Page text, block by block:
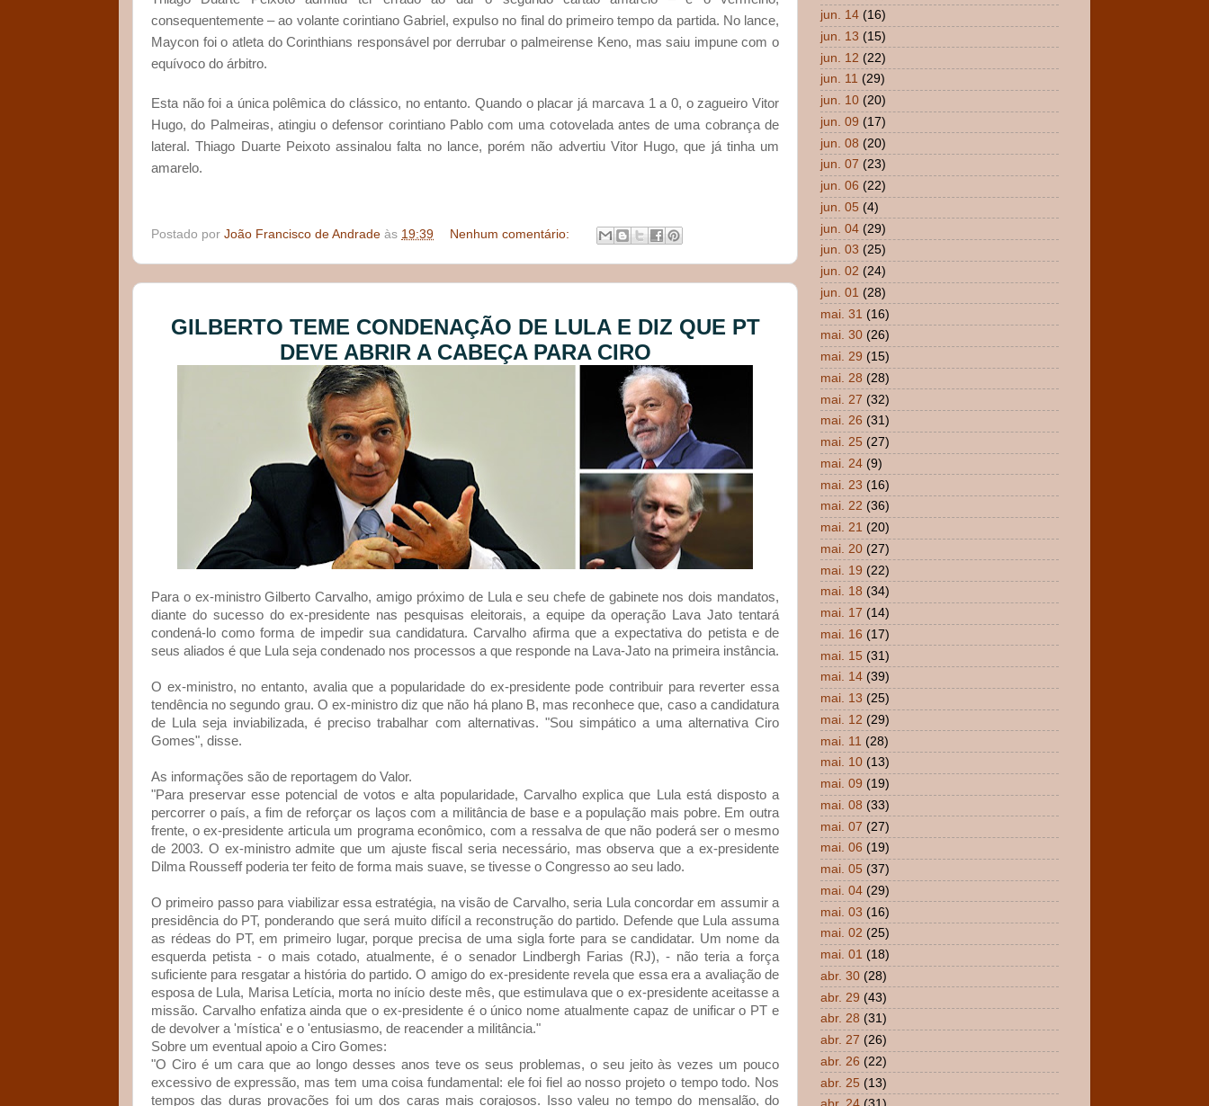
consequentemente – ao volante corintiano Gabriel, expulso no final do primeiro tempo da partida. No lance,
Maycon foi o atleta do Corinthians responsável por derrubar o palmeirense Keno, mas saiu impune com o
equívoco do árbitro.
Esta não foi a única polêmica do clássico, no entanto. Quando o placar já marcava 1 a 0, o zagueiro Vitor
Hugo, do Palmeiras, atingiu o defensor corintiano Pablo com uma cotovelada antes de uma cobrança de
lateral. Thiago Duarte Peixoto assinalou falta no lance, porém não advertiu Vitor Hugo, que já tinha um
amarelo.
Postado por João Francisco de Andrade às 19:39 Nenhum comentário:
GILBERTO TEME CONDENAÇÃO DE LULA E DIZ QUE PT
DEVE ABRIR A CABEÇA PARA CIRO
Para o ex-ministro Gilberto Carvalho, amigo próximo de Lula e seu chefe de gabinete nos dois mandatos,
diante do sucesso do ex-presidente nas pesquisas eleitorais, a equipe da operação Lava Jato tentará
condená-lo como forma de impedir sua candidatura. Carvalho afirma que a expectativa do petista e de
seus aliados é que Lula seja condenado nos processos a que responde na Lava-Jato na primeira instância.
O ex-ministro, no entanto, avalia que a popularidade do ex-presidente pode contribuir para reverter essa
tendência no segundo grau. O ex-ministro diz que não há plano B, mas reconhece que, caso a candidatura
de Lula seja inviabilizada, é preciso trabalhar com alternativas. "Sou simpático a uma alternativa Ciro
Gomes", disse.
As informações são de reportagem do Valor.
"Para preservar esse potencial de votos e alta popularidade, Carvalho explica que Lula está disposto a
percorrer o país, a fim de reforçar os laços com a militância de base e a população mais pobre. Em outra
frente, o ex-presidente articula um programa econômico, com a ressalva de que não poderá ser o mesmo
de 2003. O ex-ministro admite que um ajuste fiscal seria necessário, mas observa que a ex-presidente
Dilma Rousseff poderia ter feito de forma mais suave, se tivesse o Congresso ao seu lado.
O primeiro passo para viabilizar essa estratégia, na visão de Carvalho, seria Lula concordar em assumir a
presidência do PT, ponderando que será muito difícil a reconstrução do partido. Defende que Lula assuma
as rédeas do PT, em primeiro lugar, porque precisa de uma sigla forte para se candidatar. Um nome da
esquerda petista - o mais cotado, atualmente, é o senador Lindbergh Farias (RJ), - não teria a força
suficiente para resgatar a história do partido. O amigo do ex-presidente revela que essa era a avaliação de
esposa de Lula, Marisa Letícia, morta no início deste mês, que estimulava que o ex-presidente aceitasse a
missão. Carvalho enfatiza ainda que o ex-presidente é o único nome atualmente capaz de unificar o PT e
de devolver a 'mística' e o 'entusiasmo, de reacender a militância."
Sobre um eventual apoio a Ciro Gomes:
"O Ciro é um cara que ao longo desses anos teve os seus problemas, o seu jeito às vezes um pouco
excessivo de expressão, mas tem uma coisa fundamental: ele foi fiel ao nosso projeto o tempo todo. Nos
tempos das duras provações foi um dos caras mais corajosos. Isso valeu no tempo do mensalão, do
jun. 14 (16)
jun. 13 (15)
jun. 12 (22)
jun. 11 (29)
jun. 10 (20)
jun. 09 (17)
jun. 08 (20)
jun. 07 (23)
jun. 06 (22)
jun. 05 (4)
jun. 04 (29)
jun. 03 (25)
jun. 02 (24)
jun. 01 (28)
mai. 31 (16)
mai. 30 (26)
mai. 29 (15)
mai. 28 (28)
mai. 27 (32)
mai. 26 (31)
mai. 25 (27)
mai. 24 (9)
mai. 23 (16)
mai. 22 (36)
mai. 21 (20)
mai. 20 (27)
mai. 19 (22)
mai. 18 (34)
mai. 17 (14)
mai. 16 (17)
mai. 15 (31)
mai. 14 (39)
mai. 13 (25)
mai. 12 (29)
mai. 11 (28)
mai. 10 (13)
mai. 09 (19)
mai. 08 (33)
mai. 07 (27)
mai. 06 (19)
mai. 05 (37)
mai. 04 (29)
mai. 03 (16)
mai. 02 (25)
mai. 01 (18)
abr. 30 (28)
abr. 29 (43)
abr. 28 (31)
abr. 27 (26)
abr. 26 (22)
abr. 25 (13)